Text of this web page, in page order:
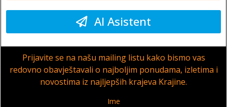
AI Asistent
Prijavite se na našu mailing listu kako bismo vas
redovno obavještavali o najboljim ponudama, izletima i
novostima iz najljepših krajeva Krajine.
Ime